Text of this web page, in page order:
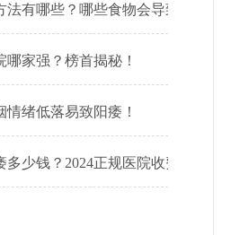
法有哪些？哪些食物会导致早泄？
哪家强？榜首揭秘！
情绪低落易致阳痿！
多少钱？2024正规医院收费明细公开